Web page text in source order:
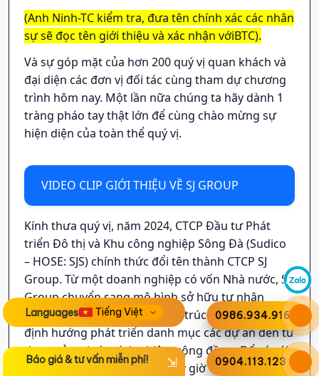
(Anh Ninh-TC kiểm tra, đưa tên chính xác các nhân
sự sẽ đọc tên giới thiệu và xác nhận vớiBTC).
Và sự góp mặt của hơn 200 quý vị quan khách và
đại diện các đơn vị đối tác cùng tham dự chương
trình hôm nay. Một lần nữa chúng ta hãy dành 1
tràng pháo tay thật lớn để cùng chào mừng sự
hiện diện của toàn thể quý vị.
VIDEO CLIP GIỚI THIỆU VỀ SJ GROUP
Kính thưa quý vị, năm 2024, CTCP Đầu tư Phát
triển Đô thị và Khu công nghiệp Sông Đà (Sudico
– HOSE: SJS) chính thức đổi tên thành CTCP SJ
Group. Từ một doanh nghiệp có vốn Nhà nước, SJ
Group chuyển sang mô hình sở hữu tư nhân
100%, mở ra giai đoạn tái cấu trúc toàn diện từ
định hướng phát triển danh mục các dự án đến tư
duy quản trị và trách nhiệm cộng đồng. Để có cái
nhìn tổng quan hơn, ngay bây giờ Việt Anh xin
0986.934.916
0904.113.123
Languages
Báo giá & tư vấn miễn phí!